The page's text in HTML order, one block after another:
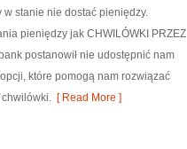
stanie nie dostać pieniędzy.
pieniędzy jak CHWILÓWKI PRZEZ
postanowił nie udostępnić nam
które pomogą nam rozwiązać
chwilówki. [ Read More ]